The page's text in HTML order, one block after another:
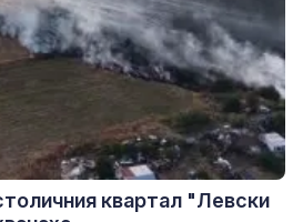
квартал "Левски